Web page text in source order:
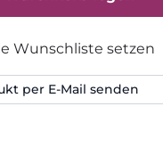
Wunschliste setzen
per E-Mail senden